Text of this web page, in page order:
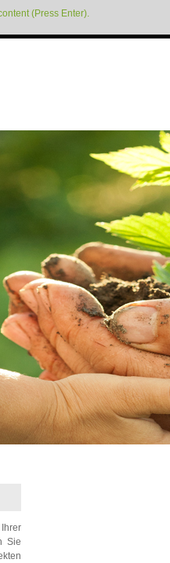
(Press Enter).
Sie